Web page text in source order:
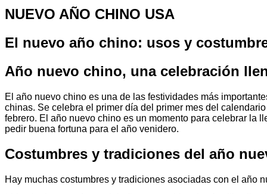
NUEVO AÑO CHINO USA
El nuevo año chino: usos y
Año nuevo chino, una celebración
El año nuevo chino es una de las festividades más
chinas. Se celebra el primer día del primer mes del
febrero. El año nuevo chino es un momento para celebrar la
pedir buena fortuna para el año venidero.
Costumbres y tradiciones del año
Hay muchas costumbres y tradiciones asociadas con el año